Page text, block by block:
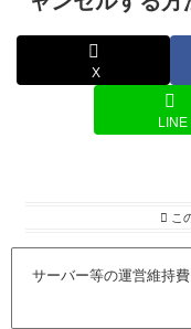
X
LINE
こ
サーバー等の運営維持